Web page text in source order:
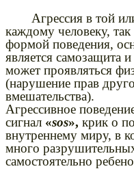
Агрессия в той
каждому человеку, так
формой поведения,
является самозащита
может проявляться
(нарушение прав
вмешательства).
Агрессивное
сигнал «sos», крик о
внутреннему миру, в
много
самостоятельно